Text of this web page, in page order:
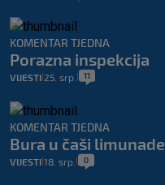
KOMENTAR TJEDNA
Porazna inspekcija
VIJESTI 25. srp. 11
KOMENTAR TJEDNA
Bura u čaši limunade
VIJESTI 18. srp. 0